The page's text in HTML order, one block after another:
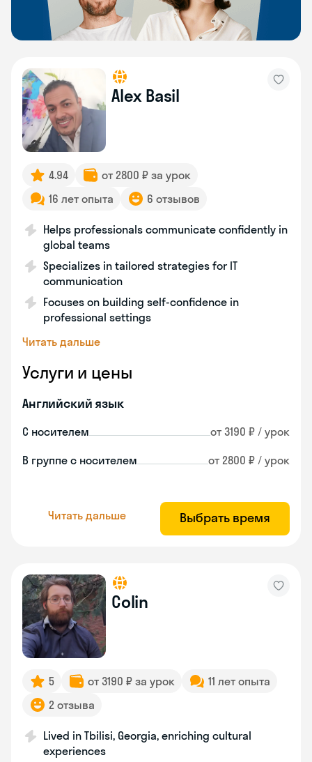
Alex Basil
4.94
от 2800 ₽ за урок
16 лет опыта
6 отзывов
Helps professionals communicate confidently in
global teams
Specializes in tailored strategies for IT
communication
Focuses on building self-confidence in
professional settings
Читать дальше
Услуги и цены
Английский язык
С носителем от 3190 ₽ / урок
В группе с носителем от 2800 ₽ / урок
Читать дальше Выбрать время
Colin
5 от 3190 ₽ за урок
11 лет опыта
2 отзыва
Lived in Tbilisi, Georgia, enriching cultural
experiences